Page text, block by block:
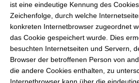
ist eine eindeutige Kennung des
Zeichenfolge, durch welche
konkreten Internetbrowser zugeordnet
das Cookie gespeichert wurde. Dies
besuchten Internetseiten und Servern,
Browser der betroffenen Person von
die andere Cookies enthalten, zu